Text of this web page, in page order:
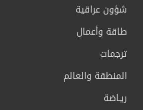
شؤون عراقية
طاقة وأعمال
ترجمات
المنطقة والعالم
ريـاضة